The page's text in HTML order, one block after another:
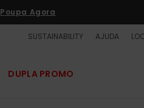
Poupa Agora
SUSTAINABILITY AJUDA
DUPLA PROMO